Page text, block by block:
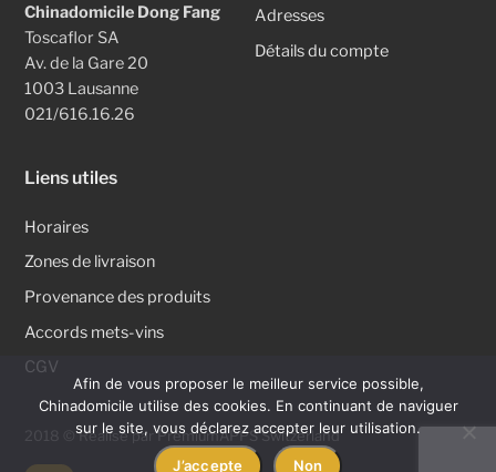
Chinadomicile Dong Fang
Toscaflor SA
Av. de la Gare 20
1003 Lausanne
021/616.16.26
Adresses
Détails du compte
Liens utiles
Horaires
Zones de livraison
Provenance des produits
Accords mets-vins
CGV
2018 © Réalisé parPremiumAPPS Switzerland
Afin de vous proposer le meilleur service possible,
Chinadomicile utilise des cookies. En continuant de naviguer
sur le site, vous déclarez accepter leur utilisation.
J’accepte Non